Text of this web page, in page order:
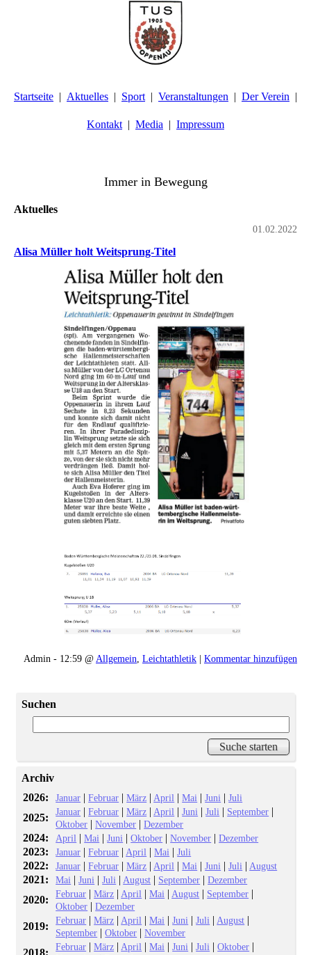
Startseite Aktuelles Sport Veranstaltungen Der Verein
Kontakt Media Impressum
Immer in Bewegung
Aktuelles
01.02.2022
Alisa Müller holt Weitsprung-Titel
Admin - 12:59 @Allgemein, Leichtathletik | Kommentar hinzufügen
Suchen
Archiv
2026:
Januar |Februar |März |April |Mai |Juni |Juli
2025: Januar |Februar |März |April |Juni |Juli | September |
Oktober |November |Dezember
2024: April |Mai |Juni |Oktober |November |Dezember
2023: Januar |Februar |April |Mai |Juli
2022: Januar |Februar |März |April |Mai |Juni |Juli |August
2021: Mai |Juni |Juli |August | September |Dezember
2020: Februar |März |April |Mai |August | September |
Oktober |Dezember
2019: Februar |März |April |Mai |Juni |Juli |August |
September |Oktober |November
Februar |März |April |Mai |Juni |Juli |Oktober |